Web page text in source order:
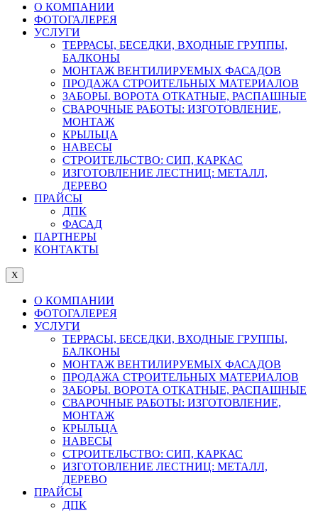
О КОМПАНИИ
ФОТОГАЛЕРЕЯ
УСЛУГИ
ТЕРРАСЫ, БЕСЕДКИ, ВХОДНЫЕ ГРУППЫ,
БАЛКОНЫ
МОНТАЖ ВЕНТИЛИРУЕМЫХ ФАСАДОВ
ПРОДАЖА СТРОИТЕЛЬНЫХ МАТЕРИАЛОВ
ЗАБОРЫ. ВОРОТА ОТКАТНЫЕ, РАСПАШНЫЕ
СВАРОЧНЫЕ РАБОТЫ: ИЗГОТОВЛЕНИЕ,
МОНТАЖ
КРЫЛЬЦА
НАВЕСЫ
СТРОИТЕЛЬСТВО: СИП, КАРКАС
ИЗГОТОВЛЕНИЕ ЛЕСТНИЦ: МЕТАЛЛ,
ДЕРЕВО
ПРАЙСЫ
ДПК
ФАСАД
ПАРТНЕРЫ
КОНТАКТЫ
X
О КОМПАНИИ
ФОТОГАЛЕРЕЯ
УСЛУГИ
ТЕРРАСЫ, БЕСЕДКИ, ВХОДНЫЕ ГРУППЫ,
БАЛКОНЫ
МОНТАЖ ВЕНТИЛИРУЕМЫХ ФАСАДОВ
ПРОДАЖА СТРОИТЕЛЬНЫХ МАТЕРИАЛОВ
ЗАБОРЫ. ВОРОТА ОТКАТНЫЕ, РАСПАШНЫЕ
СВАРОЧНЫЕ РАБОТЫ: ИЗГОТОВЛЕНИЕ,
МОНТАЖ
КРЫЛЬЦА
НАВЕСЫ
СТРОИТЕЛЬСТВО: СИП, КАРКАС
ИЗГОТОВЛЕНИЕ ЛЕСТНИЦ: МЕТАЛЛ,
ДЕРЕВО
ПРАЙСЫ
ДПК